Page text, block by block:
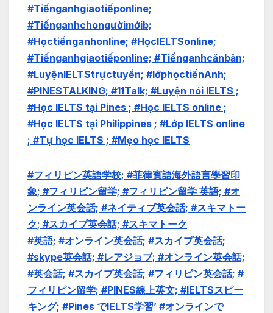
#Tiếnganhgiaotiếponline;
#Tiếnganhchongườimớib;
#Họctiếnganhonline; #HọcIELTSonline;
#Tiếnganhgiaotiếponline; #Tiếnganhcănbản;
#LuyệnIELTStrựctuyến; #lớphọctiếnAnh;
#PINESTALKING; #11Talk; #Luyện nói IELTS ;
#Học IELTS tại Pines ; #Học IELTS online ;
#Học IELTS tại Philippines ; #Lớp IELTS online
; #Tự học IELTS ; #Mẹo học IELTS
#フィリピン英語学校; #菲律賓語海外語言學習印
象; #フィリピン留学; #フィリピン留学 英語; #オ
ンライン英会話; #ネイティブ英会話; #スキマトー
ク; #スカイプ英会話; #スキマトーク
#英語; #オンライン英会話; #スカイプ英会話;
#skype英会話; #レアジョブ; #オンライン英会話;
#英会話; #スカイプ英会話; #フィリピン英会話; #
フィリピン留学; #PINES線上英文; #IELTSスピー
キング; #Pines でIELTS学習’ #オンラインで